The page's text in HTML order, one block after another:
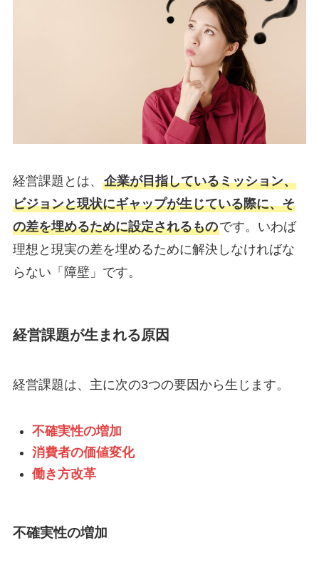
経営課題とは、 企業が目指しているミッション、
ビジョンと現状にギャップが生じている際に、そ
の差を埋めるために設定されるものです。いわば
理想と現実の差を埋めるために解決しなければな
らない「障壁」です。
経営課題が生まれる原因
経営課題は、主に次の3つの要因から生じます。
不確実性の増加
消費者の価値変化
働き方改革
不確実性の増加